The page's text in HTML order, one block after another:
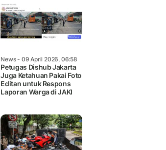
News- 09 April 2026, 06:58
Petugas Dishub Jakarta
Juga Ketahuan Pakai Foto
Editan untuk Respons
Laporan Warga di JAKI